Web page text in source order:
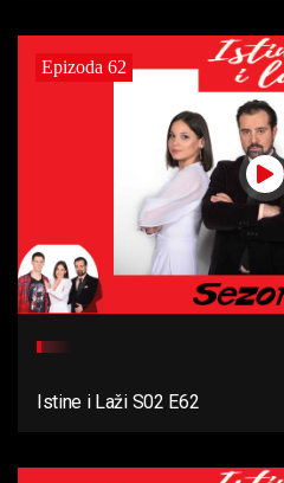
Epizoda 62
Istine i Laži S02 E62